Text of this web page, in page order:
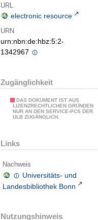
URL
electronic resource
URN
urn:nbn:de:hbz:5:2-
1342967
Zugänglichkeit
DAS DOKUMENT IST AUS
LIZENZRECHTLICHEN GRÜNDEN
NUR AN DEN SERVICE-PCS DER
ULB ZUGÄNGLICH.
Links
Nachweis
Universitäts- und
Landesbibliothek Bonn
Nutzungshinweis